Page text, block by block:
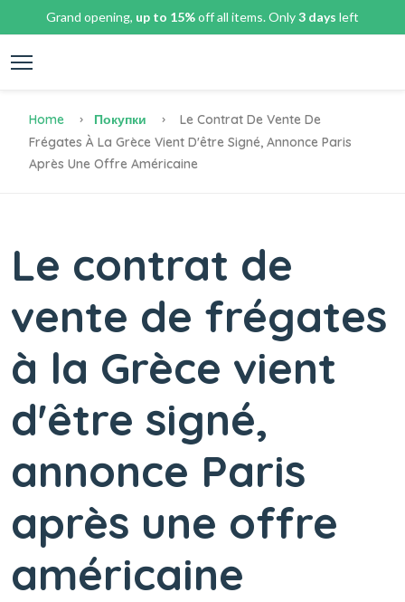
Grand opening, up to 15%off all items. Only3 days left
Home Покупки
Le Contrat De Vente De
Frégates À La Grèce Vient D'être Signé, Annonce Paris
Après Une Offre Américaine
Le contrat de
vente de frégates
à la Grèce vient
d'être signé,
annonce Paris
après une offre
américaine